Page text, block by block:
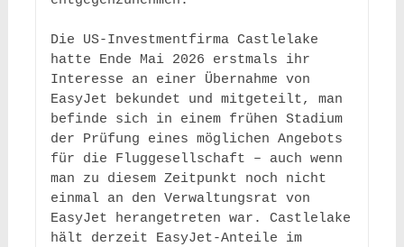
Die US-Investmentfirma Castlelake
hatte Ende Mai 2026 erstmals ihr
Interesse an einer Übernahme von
EasyJet bekundet und mitgeteilt, man
befinde sich in einem frühen Stadium
der Prüfung eines möglichen Angebots
für die Fluggesellschaft – auch wenn
man zu diesem Zeitpunkt noch nicht
einmal an den Verwaltungsrat von
EasyJet herangetreten war. Castlelake
hält derzeit EasyJet-Anteile im